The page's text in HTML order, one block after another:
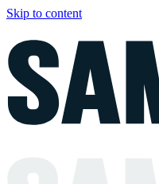
Skip to content